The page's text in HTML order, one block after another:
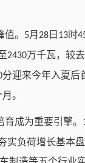
。 5月 28 日 13时
2430万千瓦，较
分迎来今年入夏后
。
成为重要引擎。
实负荷增长基本